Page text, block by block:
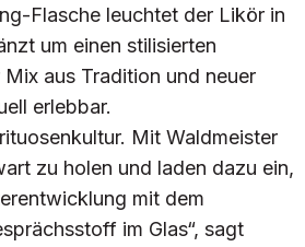
Flasche leuchtet der Likör in
um einen stilisierten
aus Tradition und neuer
erlebbar.
Mit Waldmeister
zu holen und laden dazu ein,
mit dem
im Glas“, sagt